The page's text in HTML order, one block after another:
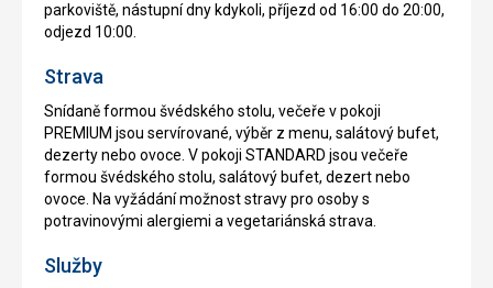
parkoviště, nástupní dny kdykoli, příjezd od 16:00 do 20:00,
odjezd 10:00.
Strava
Snídaně formou švédského stolu, večeře v pokoji
PREMIUM jsou servírované, výběr z menu, salátový bufet,
dezerty nebo ovoce. V pokoji STANDARD jsou večeře
formou švédského stolu, salátový bufet, dezert nebo
ovoce. Na vyžádání možnost stravy pro osoby s
potravinovými alergiemi a vegetariánská strava.
Služby